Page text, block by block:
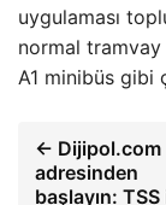
uygulaması
normal tramvay
A1 minibüs gibi
← Dijipol.com
adresinden
başlayın: TSS